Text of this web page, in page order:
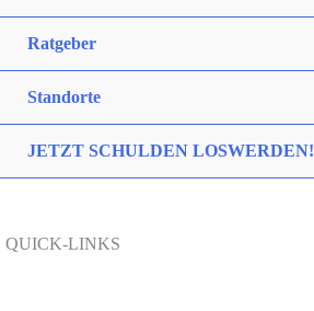
Ratgeber
Standorte
JETZT SCHULDEN LOSWERDEN!
QUICK-LINKS